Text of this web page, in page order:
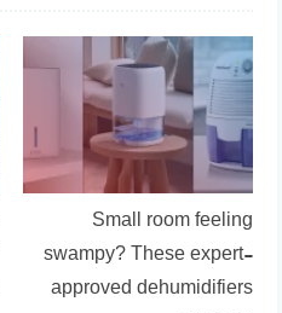
Small room feeling
swampy? These expert-
approved dehumidifiers